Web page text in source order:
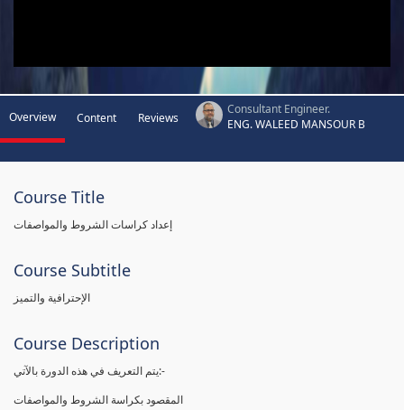
Overview Content Reviews
Consultant Engineer.
ENG. WALEED MANSOUR B
Course Title
إعداد كراسات الشروط والمواصفات
Course Subtitle
الإحترافية والتميز
Course Description
يتم التعريف في هذه الدورة بالآتي:-
المقصود بكراسة الشروط والمواصفات